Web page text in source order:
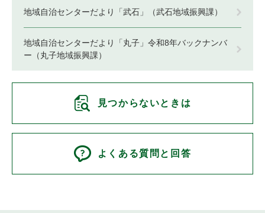
地域自治センターだより「武石」（武石地域振興課）
地域自治センターだより「丸子」令和8年バックナンバ
ー（丸子地域振興課）
見つからないときは
よくある質問と回答